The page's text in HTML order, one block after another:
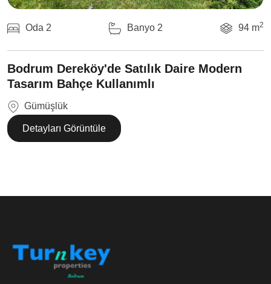
Oda 2 Banyo 2 94 m2
Bodrum Dereköy'de Satılık Daire Modern
Tasarım Bahçe Kullanımlı
Gümüşlük
Detayları Görüntüle